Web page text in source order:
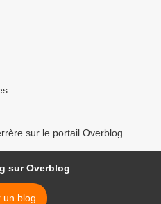
sur le portail Overblog
sur Overblog
un blog